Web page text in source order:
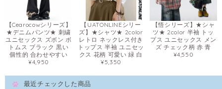
【Cearocowシリーズ】
★デニムパンツ★ 刺繍
ユニセックス ズボン ボ
トムス ブラック 黒い
個性的 合わせやすい
¥4,950
【UATONLINEシリー
ズ】★シャツ★ 2color
レトロ ネックレス付き
トップス 半袖 ユニセッ
クス 花柄 可愛い 緑 白
¥5,350
【悟シリーズ】★シャ
ツ★ 2color 半袖 トッ
プス ユニセックス メン
ズ チェック柄 赤 青
¥4,550
最近チェックした商品